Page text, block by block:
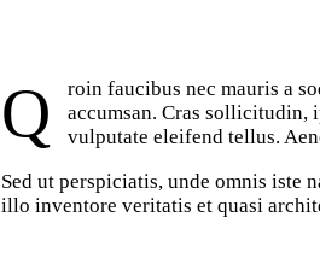
Qroin faucibus nec mauris a sodales, sed elementum mi tincidunt. Sed eget viverra egestas nisi in consequat. Fusce sodales augue a
accumsan. Cras sollicitudin,
vulputate eleifend tellus.
Sed ut perspiciatis, unde omnis iste
illo inventore veritatis et quasi